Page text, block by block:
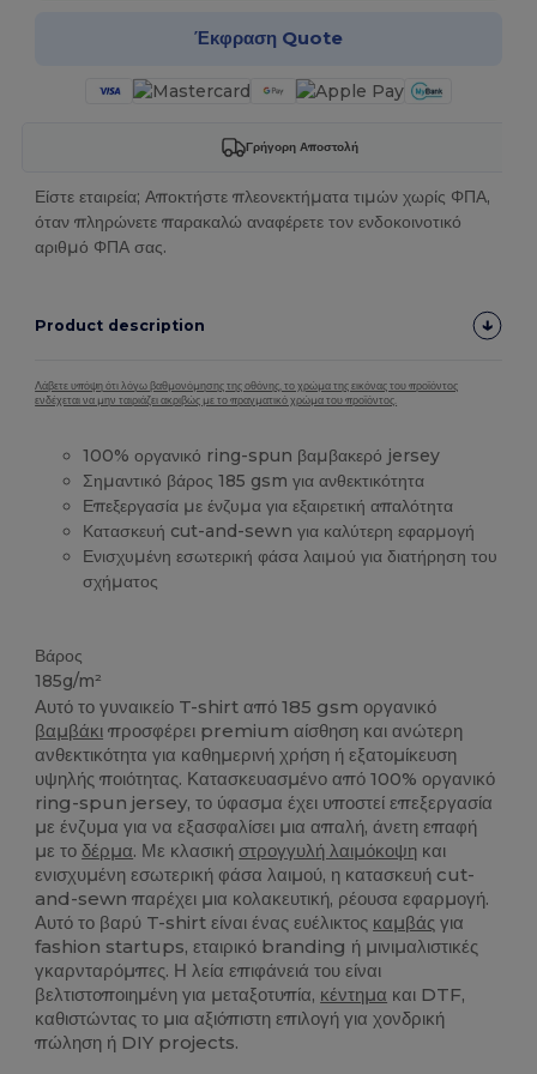
Έκφραση Quote
Γρήγορη Αποστολή
Είστε εταιρεία; Αποκτήστε πλεονεκτήματα τιμών χωρίς ΦΠΑ,
όταν πληρώνετε παρακαλώ αναφέρετε τον ενδοκοινοτικό
αριθμό ΦΠΑ σας.
Product description
Λάβετε υπόψη ότι λόγω βαθμονόμησης της οθόνης, το χρώμα της εικόνας του προϊόντος
ενδέχεται να μην ταιριάζει ακριβώς με το πραγματικό χρώμα του προϊόντος.
100% οργανικό ring-spun βαμβακερό jersey
Σημαντικό βάρος 185 gsm για ανθεκτικότητα
Επεξεργασία με ένζυμα για εξαιρετική απαλότητα
Κατασκευή cut-and-sewn για καλύτερη εφαρμογή
Ενισχυμένη εσωτερική φάσα λαιμού για διατήρηση του
σχήματος
Βάρος
185g/m²
Αυτό το γυναικείο T-shirt από 185 gsm οργανικό
βαμβάκι προσφέρει premium αίσθηση και ανώτερη
ανθεκτικότητα για καθημερινή χρήση ή εξατομίκευση
υψηλής ποιότητας. Κατασκευασμένο από 100% οργανικό
ring-spun jersey, το ύφασμα έχει υποστεί επεξεργασία
με ένζυμα για να εξασφαλίσει μια απαλή, άνετη επαφή
με τοδέρμα. Με κλασικήστρογγυλή λαιμόκοψη και
ενισχυμένη εσωτερική φάσα λαιμού, η κατασκευή cut-
and-sewn παρέχει μια κολακευτική, ρέουσα εφαρμογή.
Αυτό το βαρύ T-shirt είναι ένας ευέλικτος καμβάς για
fashion startups, εταιρικό branding ή μινιμαλιστικές
γκαρνταρόμπες. Η λεία επιφάνειά του είναι
βελτιστοποιημένη για μεταξοτυπία, κέντημα και DTF,
καθιστώντας το μια αξιόπιστη επιλογή για χονδρική
πώληση ή DIY projects.